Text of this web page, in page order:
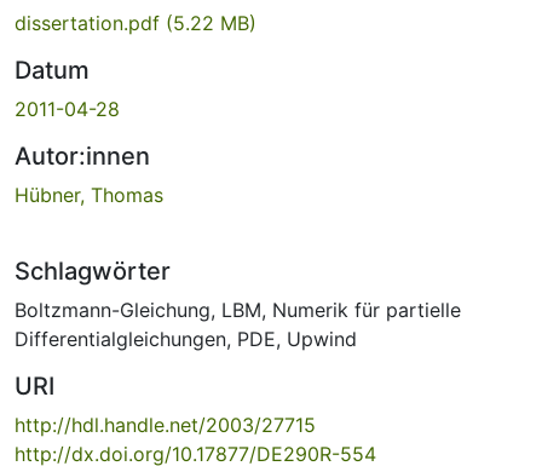
dissertation.pdf (5.22 MB)
Datum
2011-04-28
Autor:innen
Hübner, Thomas
Schlagwörter
Boltzmann-Gleichung, LBM, Numerik für partielle
Differentialgleichungen, PDE, Upwind
URI
http://hdl.handle.net/2003/27715
http://dx.doi.org/10.17877/DE290R-554